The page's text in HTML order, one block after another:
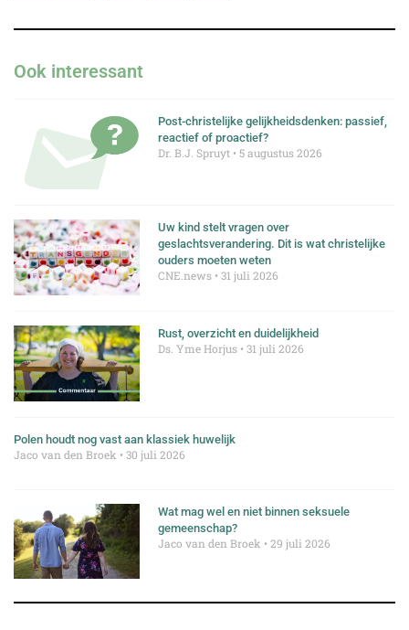
Ook interessant
Post-christelijke gelijkheidsdenken: passief,
reactief of proactief?
Dr. B.J. Spruyt 5 augustus 2026
Uw kind stelt vragen over
geslachtsverandering. Dit is wat christelijke
ouders moeten weten
CNE.news 31 juli 2026
Rust, overzicht en duidelijkheid
Ds. Yme Horjus 31 juli 2026
Polen houdt nog vast aan klassiek huwelijk
Jaco van den Broek 30 juli 2026
Wat mag wel en niet binnen seksuele
gemeenschap?
Jaco van den Broek 29 juli 2026